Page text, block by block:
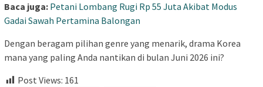
Baca juga: Petani Lombang Rugi Rp 55 Juta Akibat Modus
Gadai Sawah Pertamina Balongan
Dengan beragam pilihan genre yang menarik, drama Korea
mana yang paling Anda nantikan di bulan Juni 2026 ini?
Post Views: 161